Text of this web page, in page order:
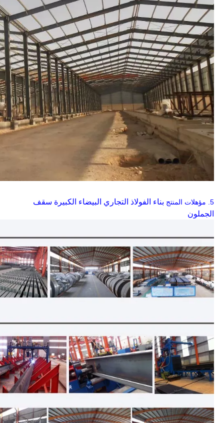
5. مؤهلات المنتج بناء الفولاذ التجاري البيضاء الكبيرة سقف
الجملون